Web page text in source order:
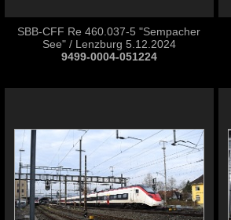
SBB-CFF Re 460.037-5 "Sempacher
See" / Lenzburg 5.12.2024
9499-0004-051224